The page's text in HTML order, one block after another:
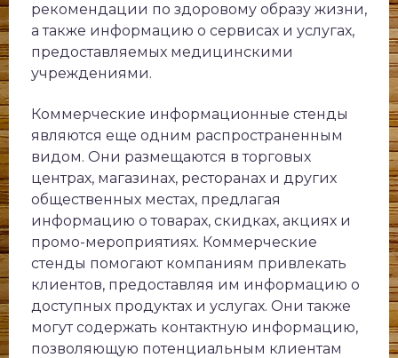
рекомендации по здоровому образу жизни,
а также информацию о сервисах и услугах,
предоставляемых медицинскими
учреждениями.
Коммерческие информационные стенды
являются еще одним распространенным
видом. Они размещаются в торговых
центрах, магазинах, ресторанах и других
общественных местах, предлагая
информацию о товарах, скидках, акциях и
промо-мероприятиях. Коммерческие
стенды помогают компаниям привлекать
клиентов, предоставляя им информацию о
доступных продуктах и услугах. Они также
могут содержать контактную информацию,
позволяющую потенциальным клиентам